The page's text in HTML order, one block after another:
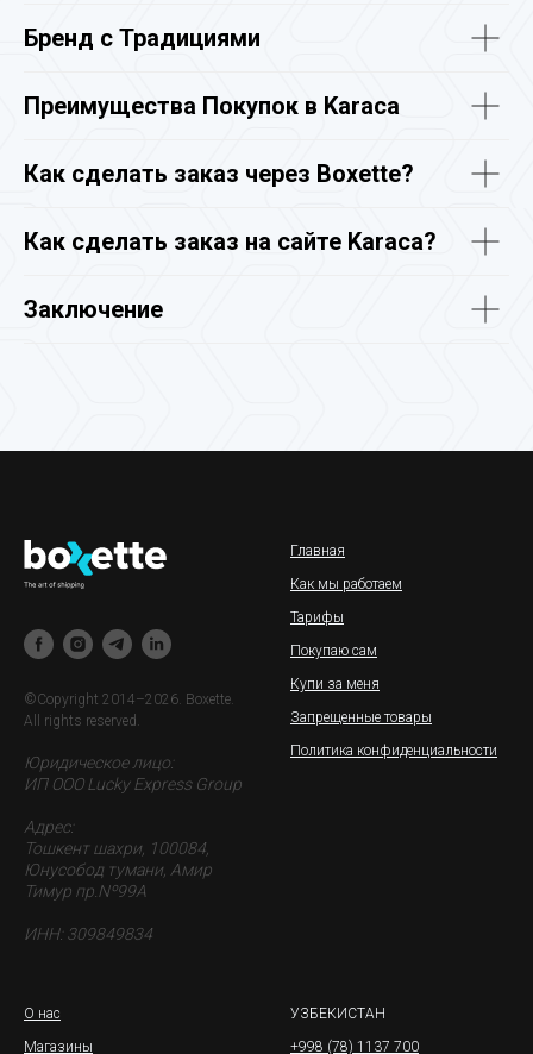
Бренд с Традициями
Преимущества Покупок в Karaca
Как сделать заказ через Boxette?
Как сделать заказ на сайте Karaca?
Заключение
©Copyright 2014–2026. Boxette.
All rights reserved.
Юридическое лицо:
ИП ООО Lucky Express Group
Адрес:
Тошкент шахри, 100084,
Юнусобод тумани, Амир
Тимур пр.Nº99A
ИНН: 309849834
Главная
Как мы работаем
Тарифы
Покупаю сам
Купи за меня
Запрещенные товары
Политика конфиденциальности
О нас
Магазины
УЗБЕКИСТАН
+998 (78) 1137 700